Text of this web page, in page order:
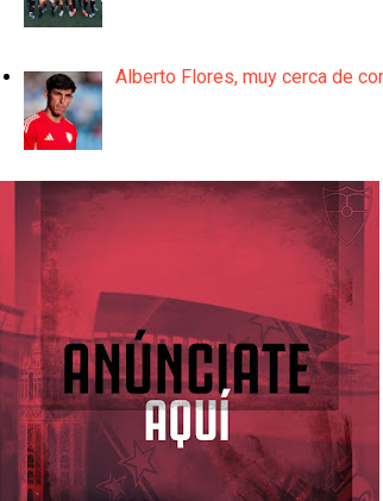
Alberto Flores, muy cerca de